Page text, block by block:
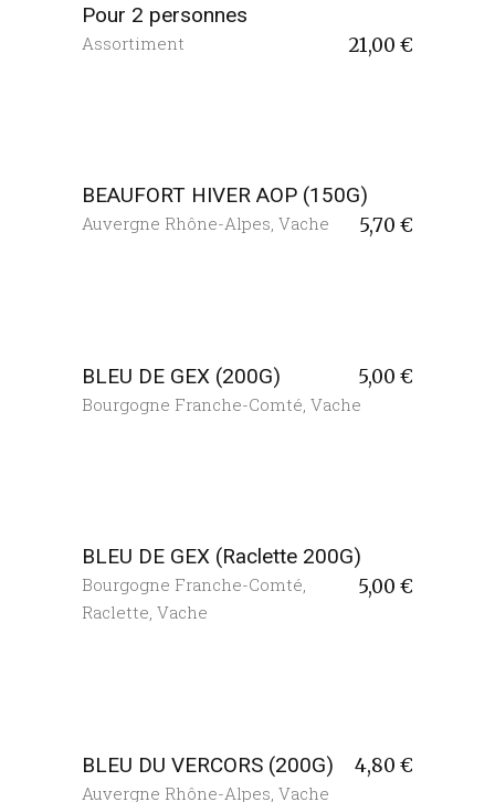
Pour 2 personnes
21,00 €
Assortiment
BEAUFORT HIVER AOP (150G)
5,70 €
Auvergne Rhône-Alpes, Vache
BLEU DE GEX (200G) 5,00 €
Bourgogne Franche-Comté Vache
BLEU DE GEX (Raclette 200G)
5,00 €
Bourgogne Franche-Comté,
Raclette, Vache
BLEU DU VERCORS (200G) 4,80 €
Auvergne Rhône-Alpes Vache